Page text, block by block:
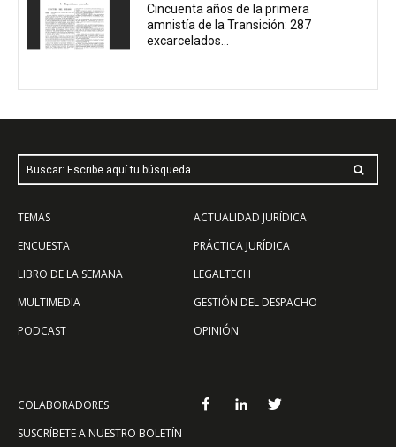
Cincuenta años de la primera
amnistía de la Transición: 287
excarcelados...
Buscar: Escribe aquí tu búsqueda
TEMAS
ENCUESTA
LIBRO DE LA SEMANA
MULTIMEDIA
PODCAST
ACTUALIDAD JURÍDICA
PRÁCTICA JURÍDICA
LEGALTECH
GESTIÓN DEL DESPACHO
OPINIÓN
COLABORADORES
SUSCRÍBETE A NUESTRO BOLETÍN